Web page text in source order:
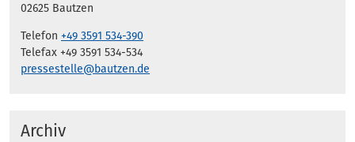
02625 Bautzen
Telefon +49 3591 534-390
Telefax +49 3591 534-534
pressestelle@bautzen.de
Archiv